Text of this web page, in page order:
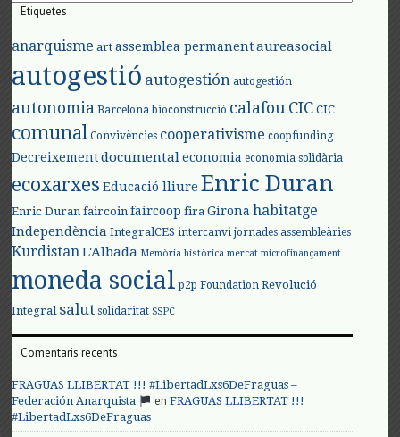
Etiquetes
anarquisme art assemblea permanent aureasocial
autogestió autogestión autogestión
autonomia Barcelona bioconstrucció calafouCIC CIC
comunal Convivències cooperativisme coopfunding
Decreixement documental economia economia solidària
ecoxarxes Educació lliure Enric Duran
Enric Duran faircoin faircoop fira Girona habitatge
Independència IntegralCES intercanvi jornades assembleàries
KurdistanL'Albada Memòria històrica mercat microfinançament
moneda social p2p Foundation Revolució
Integral salut solidaritat SSPC
Comentaris recents
FRAGUAS LLIBERTAT !!! #LibertadLxs6DeFraguas –
Federación Anarquista
enFRAGUAS LLIBERTAT !!!
#LibertadLxs6DeFraguas